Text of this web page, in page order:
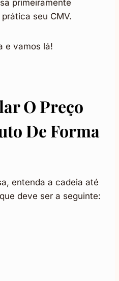
primeiramente
seu CMV.
e vamos lá!
O Preço
De Forma
entenda a cadeia até
deve ser a seguinte: